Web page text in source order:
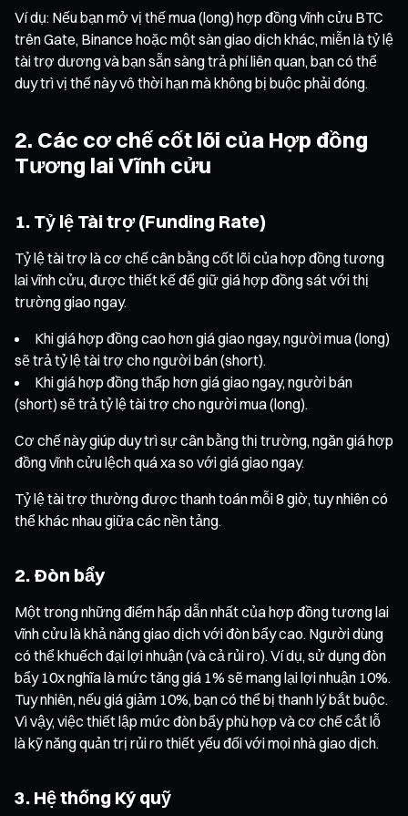
Ví dụ: Nếu bạn mở vị thế mua (long) hợp đồng vĩnh cửu BTC
trên Gate, Binance hoặc một sàn giao dịch khác, miễn là tỷ lệ
tài trợ dương và bạn sẵn sàng trả phí liên quan, bạn có thể
duy trì vị thế này vô thời hạn mà không bị buộc phải đóng.
2. Các cơ chế cốt lõi của Hợp đồng
Tương lai Vĩnh cửu
1. Tỷ lệ Tài trợ (Funding Rate)
Tỷ lệ tài trợ là cơ chế cân bằng cốt lõi của hợp đồng tương
lai vĩnh cửu, được thiết kế để giữ giá hợp đồng sát với thị
trường giao ngay.
Khi giá hợp đồng cao hơn giá giao ngay, người mua (long)
sẽ trả tỷ lệ tài trợ cho người bán (short).
Khi giá hợp đồng thấp hơn giá giao ngay, người bán
(short) sẽ trả tỷ lệ tài trợ cho người mua (long).
Cơ chế này giúp duy trì sự cân bằng thị trường, ngăn giá hợp
đồng vĩnh cửu lệch quá xa so với giá giao ngay.
Tỷ lệ tài trợ thường được thanh toán mỗi 8 giờ, tuy nhiên có
thể khác nhau giữa các nền tảng.
2. Đòn bẩy
Một trong những điểm hấp dẫn nhất của hợp đồng tương lai
vĩnh cửu là khả năng giao dịch với đòn bẩy cao. Người dùng
có thể khuếch đại lợi nhuận (và cả rủi ro). Ví dụ, sử dụng đòn
bẩy 10x nghĩa là mức tăng giá 1% sẽ mang lại lợi nhuận 10%.
Tuy nhiên, nếu giá giảm 10%, bạn có thể bị thanh lý bắt buộc.
Vì vậy, việc thiết lập mức đòn bẩy phù hợp và cơ chế cắt lỗ
là kỹ năng quản trị rủi ro thiết yếu đối với mọi nhà giao dịch.
3. Hệ thống Ký quỹ